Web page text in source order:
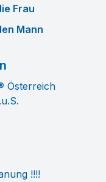
Frau
Mann
Österreich
!!!!